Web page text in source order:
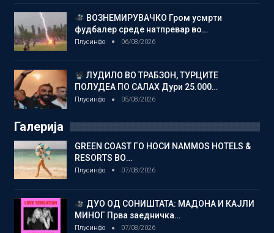
ВОЗНЕМИРУВАЧКО Гром усмрти
фудбалер среде натпревар во…
Плусинфо 06/08/2026
ЛУДИЛО ВО ТРАБЗОН, ТУРЦИТЕ
ПОЛУДЕА ПО САЛАХ Дури 25.000…
Плусинфо 05/08/2026
Галерија
GREEN COAST ГО НОСИ NAMMOS HOTELS &
RESORTS ВО…
Плусинфо 07/08/2026
ДУО ОД СОНИШТАТА: МАДОНА И КАЈЛИ
МИНОГ Прва заедничка…
Плусинфо 07/08/2026